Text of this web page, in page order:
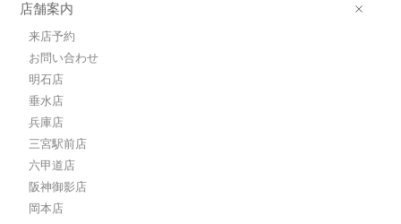
店舗案内
来店予約
お問い合わせ
明石店
垂水店
兵庫店
三宮駅前店
六甲道店
阪神御影店
岡本店